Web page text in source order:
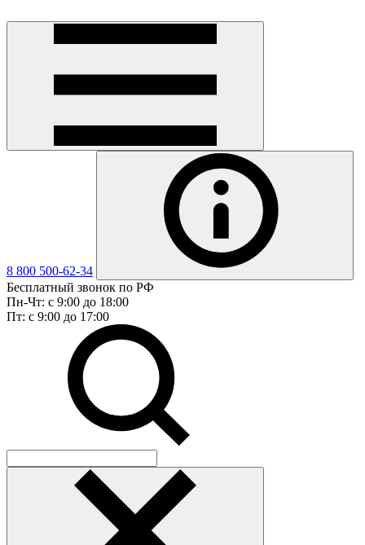
8 800 500-62-34
Бесплатный звонок по РФ
Пн-Чт: с 9:00 до 18:00
Пт: с 9:00 до 17:00